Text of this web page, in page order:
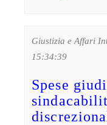
Giustizia e Affari
15:34:39
Spese